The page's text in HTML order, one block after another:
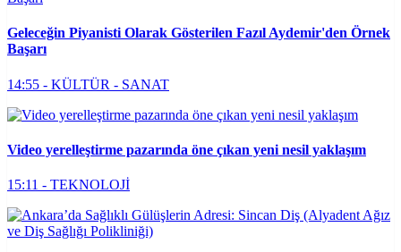
Geleceğin Piyanisti Olarak Gösterilen Fazıl Aydemir'den Örnek
Başarı
14:55 - KÜLTÜR - SANAT
Video yerelleştirme pazarında öne çıkan yeni nesil yaklaşım
15:11 - TEKNOLOJİ